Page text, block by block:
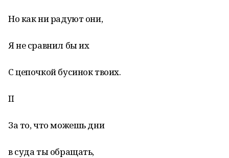
Но как ни радуют они,
Я не сравнил бы их
С цепочкой бусинок твоих.
II
За то, что можешь дни
в суда ты обращать,